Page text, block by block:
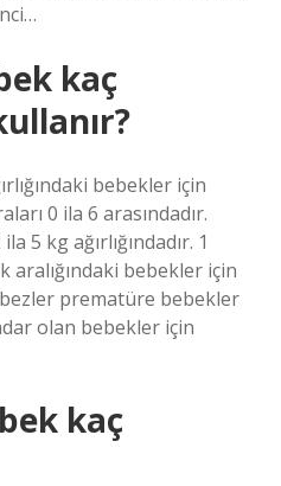
kaç
bebekler için
0 ila 6 arasındadır.
5 kg ağırlığındadır. 1
aralığındaki bebekler için
prematüre bebekler
olan bebekler için
kaç